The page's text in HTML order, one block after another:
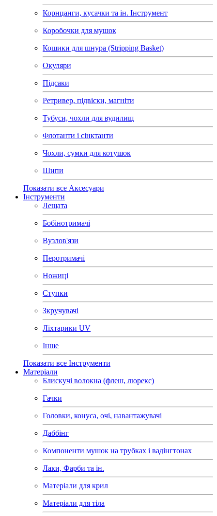
Корнцанги, кусачки та ін. Інструмент
Коробочки для мушок
Кошики для шнура (Stripping Basket)
Окуляри
Підсаки
Ретривер, підвіски, магніти
Тубуси, чохли для вудилищ
Флотанти і сінктанти
Чохли, сумки для котушок
Шипи
Показати все Аксесуари
Інструменти
Лещата
Бобінотримачі
Вузлов'язи
Перотримачі
Ножиці
Ступки
Зкручувачі
Ліхтарики UV
Інше
Показати все Інструменти
Матеріали
Блискучі волокна (флеш, люрекс)
Гачки
Головки, конуса, очі, навантажувачі
Даббінг
Компоненти мушок на трубках і вадінгтонах
Лаки, Фарби та ін.
Матеріали для крил
Матеріали для тіла